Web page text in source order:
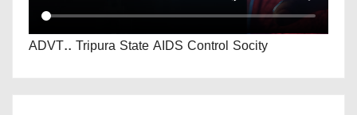
ADVT.. Tripura State AIDS Control Socity